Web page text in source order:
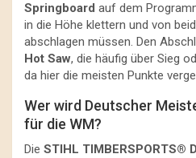
Springboard auf dem
in die Höhe klettern und von
abschlagen müssen. Den
Hot Saw, die häufig über Sieg
da hier die meisten Punkte
Wer wird Deutscher
für die WM?
Die STIHL